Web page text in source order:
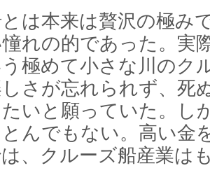
は本来は贅沢の極み
れの的であった。実
極めて小さな川のク
さが忘れられず、死
いと願っていた。し
んでもない。高い金
、クルーズ船産業は